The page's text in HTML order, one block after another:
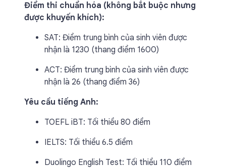
Điểm thi chuẩn hóa (không bắt buộc nhưng
được khuyến khích):
SAT: Điểm trung bình của sinh viên được
nhận là 1230 (thang điểm 1600)
ACT: Điểm trung bình của sinh viên được
nhận là 26 (thang điểm 36)
Yêu cầu tiếng Anh:
TOEFL iBT: Tối thiểu 80 điểm
IELTS: Tối thiểu 6.5 điểm
Duolingo English Test: Tối thiểu 110 điểm